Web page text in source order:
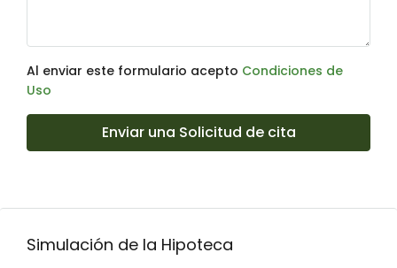
Al enviar este formulario acepto Condiciones de
Uso
Enviar una Solicitud de cita
Simulación de la Hipoteca